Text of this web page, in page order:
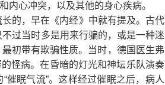
内心冲突，以及其他的身心疾病。
的，早在《内经》中就有提及。古代
不过当时多是用来行骗的，或是一种迷
初带有欺骗性质。当时，德国医生弗
怪病。在昏暗的灯光和神坛乐队演奏
催眠气流”。这样经过催眠之后，病人